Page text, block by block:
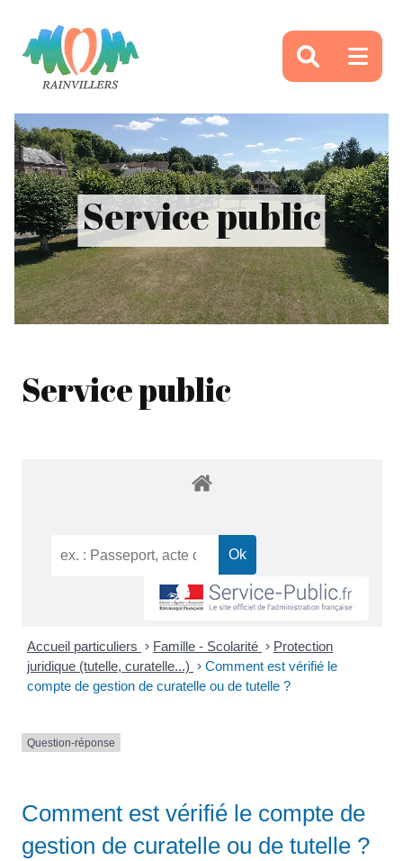
Service public
Service public
Accueil particuliers > Famille - Scolarité > Protection
juridique (tutelle, curatelle...) > Comment est vérifié le
compte de gestion de curatelle ou de tutelle ?
Question-réponse
Comment est vérifié le compte de
gestion de curatelle ou de tutelle ?